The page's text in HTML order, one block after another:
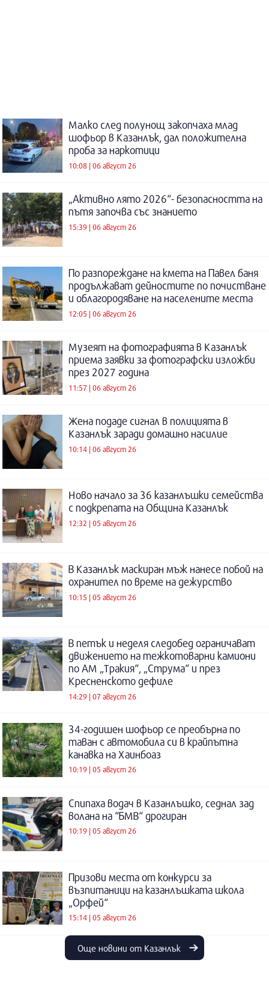
Малко след полунощ закопчаха млад
шофьор в Казанлък, дал положителна
проба за наркотици
10:08 | 06 август 26
„Активно лято 2026“- безопасността на
пътя започва със знанието
15:39 | 06 август 26
По разпореждане на кмета на Павел баня
продължават дейностите по почистване
и облагородяване на населените места
12:05 | 06 август 26
Музеят на фотографията в Казанлък
приема заявки за фотографски изложби
през 2027 година
11:57 | 06 август 26
Жена подаде сигнал в полицията в
Казанлък заради домашно насилие
10:14 | 06 август 26
Ново начало за 36 казанлъшки семейства
с подкрепата на Община Казанлък
12:32 | 05 август 26
В Казанлък маскиран мъж нанесе побой на
охранител по време на дежурство
10:15 | 05 август 26
В петък и неделя следобед ограничават
движението на тежкотоварни камиони
по АМ „Тракия“, „Струма“ и през
Кресненското дефиле
14:29 | 07 август 26
34-годишен шофьор се преобърна по
таван с автомобила си в крайпътна
канавка на Хаинбоаз
10:19 | 05 август 26
Спипаха водач в Казанлъшко, седнал зад
волана на “БМВ“ дрогиран
10:19 | 05 август 26
Призови места от конкурси за
възпитаници на казанлъшката школа
„Орфей“
15:14 | 05 август 26
Още новини от Казанлък